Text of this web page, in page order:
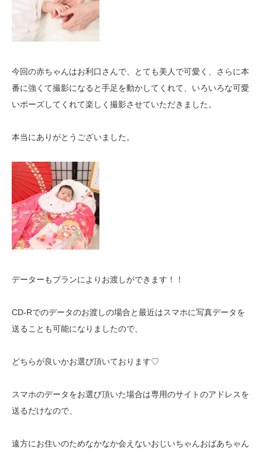
今回の赤ちゃんはお利口さんで、とても美人で可愛く、さらに本
番に強くて撮影になると手足を動かしてくれて、いろいろな可愛
いポーズしてくれて楽しく撮影させていただきました。
本当にありがとうございました。
データーもプランによりお渡しができます！！
CD-Rでのデータのお渡しの場合と最近はスマホに写真データを
送ることも可能になりましたので、
どちらが良いかお選び頂いております♡
スマホのデータをお選び頂いた場合は専用のサイトのアドレスを
送るだけなので、
遠方にお住いのためなかなか会えないおじいちゃんおばあちゃん